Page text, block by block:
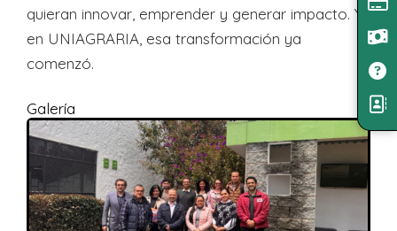
quieran innovar, emprender y generar impacto. Y
en UNIAGRARIA, esa transformación ya
comenzó.
Galería